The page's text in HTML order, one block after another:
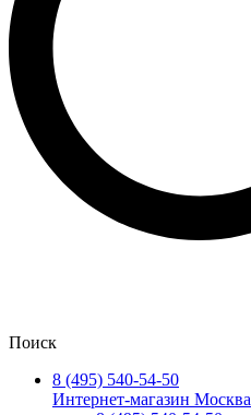
Поиск
8 (495) 540-54-50
Интернет-магазин Москва